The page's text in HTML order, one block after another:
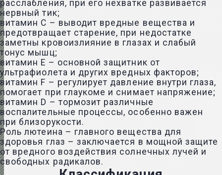
расслабления, при его нехватке развивается
нервный тик;
витамин C – выводит вредные вещества и
предотвращает старение, при недостатке
заметны кровоизлияние в глазах и слабый
тонус мышц;
витамин E – основной защитник от
ультрафиолета и других вредных факторов;
витамин F – регулирует давление внутри глаза,
помогает при глаукоме и снимает напряжение;
витамин D – тормозит различные
воспалительные процессы, особенно важен
при близорукости.
Роль лютеина – главного вещества для
здоровья глаз – заключается в мощной защите
от вредного воздействия солнечных лучей и
свободных радикалов.